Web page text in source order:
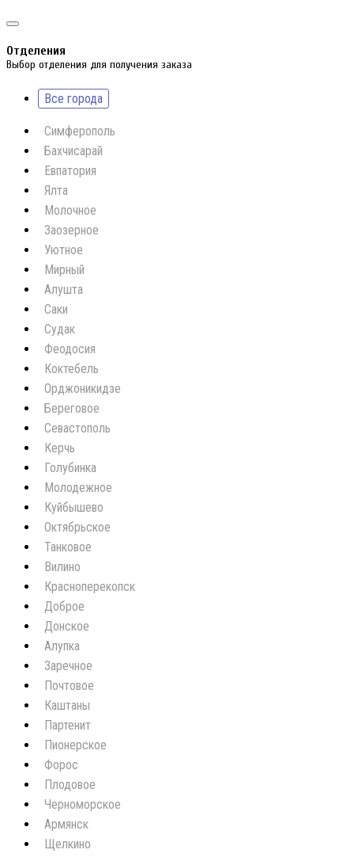
Отделения
Выбор отделения для получения заказа
Все города
Симферополь
Бахчисарай
Евпатория
Ялта
Молочное
Заозерное
Уютное
Мирный
Алушта
Саки
Судак
Феодосия
Коктебель
Орджоникидзе
Береговое
Севастополь
Керчь
Голубинка
Молодежное
Куйбышево
Октябрьское
Танковое
Вилино
Красноперекопск
Доброе
Донское
Алупка
Заречное
Почтовое
Каштаны
Партенит
Пионерское
Форос
Плодовое
Черноморское
Армянск
Щелкино